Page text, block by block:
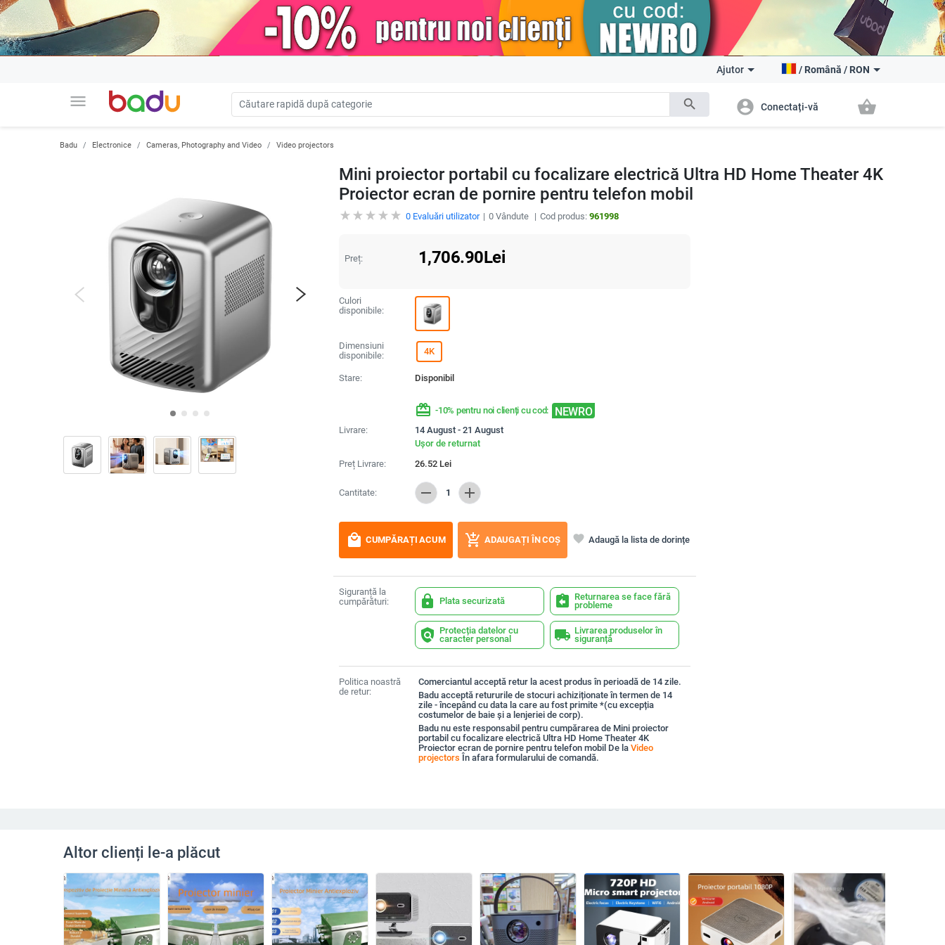
menu search
Ajutor / Română / RON
account_circle Conectați-vă shopping_basket
Badu Electronice Cameras, Photography and Video Video projectors
Mini proiector portabil cu focalizare electrică Ultra HD Home Theater 4K
Proiector ecran de pornire pentru telefon mobil
0Evaluări utilizator 0Vândute Cod produs: 961998
Preț: 1,706.90Lei
Culori
disponibile:
Dimensiuni
disponibile:
4K
Stare: Disponibil
redeem -10% pentru noi clienți cu cod: NEWRO
Livrare:
14 August - 21 August
Ușor de returnat
Preț Livrare:
26.52Lei
Cantitate: remove 1 add
local_mall CUMPĂRAȚI ACUM add_shopping_cart ADAUGAȚI ÎN COȘ favorite Adaugă la lista de dorințe
Siguranță la
cumpărături:
lock Plata securizată assignment_return Returnarea se face fără
probleme
policy Protecția datelor cu
caracter personal
local_shipping Livrarea produselor în
siguranță
Politica noastră
de retur:
Comerciantul acceptă retur la acest produs în perioadă de 14 zile.
Badu acceptă retururile de stocuri achiziționate în termen de 14
zile - începând cu data la care au fost primite *(cu excepția
costumelor de baie și a lenjeriei de corp).
Badu nu este responsabil pentru cumpărarea de Mini proiector
portabil cu focalizare electrică Ultra HD Home Theater 4K
Proiector ecran de pornire pentru telefon mobil De la Video
projectors În afara formularului de comandă.
Altor clienți le-a plăcut